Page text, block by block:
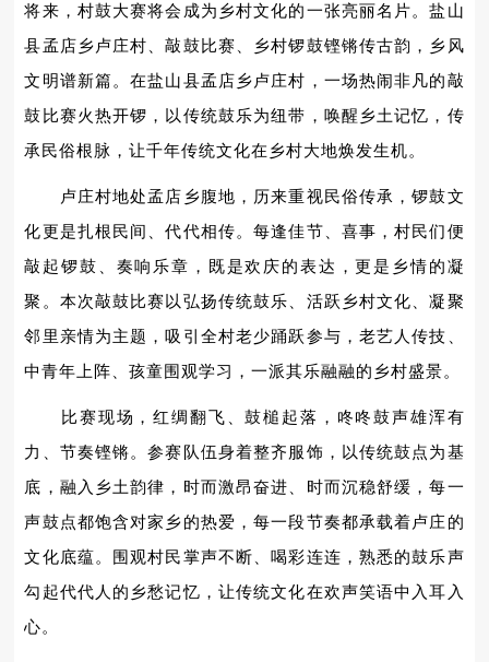
将来，村鼓大赛将会成为乡村文化的一张亮丽名片。盐山
县孟店乡卢庄村、敲鼓比赛、乡村锣鼓铿锵传古韵，乡风
文明谱新篇。在盐山县孟店乡卢庄村，一场热闹非凡的敲
鼓比赛火热开锣，以传统鼓乐为纽带，唤醒乡土记忆，传
承民俗根脉，让千年传统文化在乡村大地焕发生机。
卢庄村地处孟店乡腹地，历来重视民俗传承，锣鼓文
化更是扎根民间、代代相传。每逢佳节、喜事，村民们便
敲起锣鼓、奏响乐章，既是欢庆的表达，更是乡情的凝
聚。本次敲鼓比赛以弘扬传统鼓乐、活跃乡村文化、凝聚
邻里亲情为主题，吸引全村老少踊跃参与，老艺人传技、
中青年上阵、孩童围观学习，一派其乐融融的乡村盛景。
比赛现场，红绸翻飞、鼓槌起落，咚咚鼓声雄浑有
力、节奏铿锵。参赛队伍身着整齐服饰，以传统鼓点为基
底，融入乡土韵律，时而激昂奋进、时而沉稳舒缓，每一
声鼓点都饱含对家乡的热爱，每一段节奏都承载着卢庄的
文化底蕴。围观村民掌声不断、喝彩连连，熟悉的鼓乐声
勾起代代人的乡愁记忆，让传统文化在欢声笑语中入耳入
心。